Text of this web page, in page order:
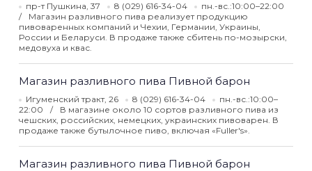
пр-т Пушкина, 37 8 (029) 616-34-04
пн.-вс.:10:00–22:00
Магазин разливного пива реализует продукцию
пивоваренных компаний и Чехии, Германии, Украины,
России и Беларуси. В продаже также сбитень по-мозырски,
медовуха и квас.
Магазин разливного пива Пивной барон
Игуменский тракт, 26 8 (029) 616-34-04
пн.-вс.:10:00–
22:00
В магазине около 10 сортов разливного пива из
чешских, российских, немецких, украинских пивоварен. В
продаже также бутылочное пиво, включая «Fuller's».
Магазин разливного пива Пивной барон